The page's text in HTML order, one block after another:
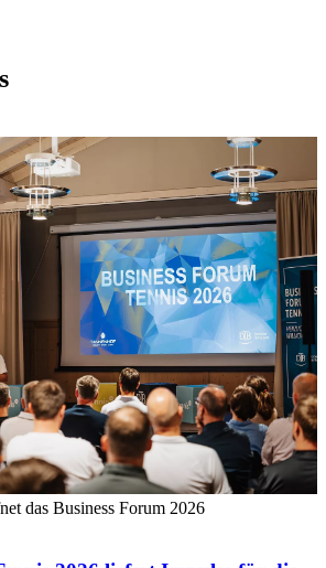
im Footer aufgerufen und
das Business Forum 2026